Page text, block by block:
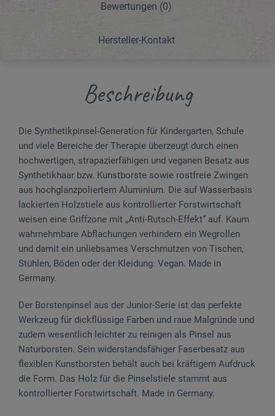
Bewertungen (0)
Hersteller-Kontakt
Beschreibung
Die Synthetikpinsel-Generation für Kindergarten, Schule
und viele Bereiche der Therapie überzeugt durch einen
hochwertigen, strapazierfähigen und veganen Besatz aus
Synthetikhaar bzw. Kunstborste sowie rostfreie Zwingen
aus hochglanzpoliertem Aluminium. Die auf Wasserbasis
lackierten Holzstiele aus kontrollierter Forstwirtschaft
weisen eine Griffzone mit „Anti-Rutsch-Effekt“ auf. Kaum
wahrnehmbare Abflachungen verhindern ein Wegrollen
und damit ein unliebsames Verschmutzen von Tischen,
Stühlen, Böden oder der Kleidung. Vegan. Made in
Germany.
Der Borstenpinsel aus der Junior-Serie ist das perfekte
Werkzeug für dickflüssige Farben und raue Malgründe und
zudem wesentlich leichter zu reinigen als Pinsel aus
Naturborsten. Sein widerstandsfähiger Faserbesatz aus
flexiblen Kunstborsten behält auch bei kräftigem Aufdruck
die Form. Das Holz für die Pinselstiele stammt aus
kontrollierter Forstwirtschaft. Made in Germany.